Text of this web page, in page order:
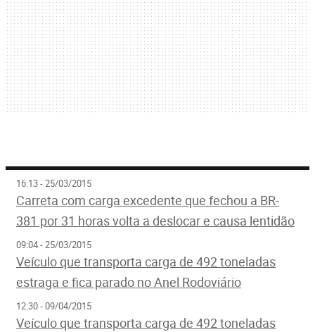
16:13 - 25/03/2015
Carreta com carga excedente que fechou a BR-
381 por 31 horas volta a deslocar e causa lentidão
09:04 - 25/03/2015
Veículo que transporta carga de 492 toneladas
estraga e fica parado no Anel Rodoviário
12:30 - 09/04/2015
Veículo que transporta carga de 492 toneladas